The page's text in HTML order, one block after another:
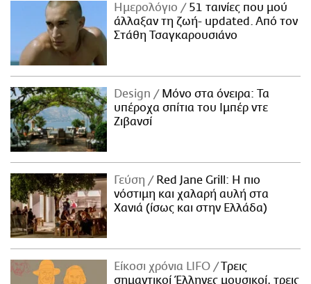
Ημερολόγιο
51 ταινίες που μού
άλλαξαν τη ζωή- updated. Aπό τον
Στάθη Τσαγκαρουσιάνο
Design
Μόνο στα όνειρα: Τα
υπέροχα σπίτια του Ιμπέρ ντε
Ζιβανσί
Γεύση
Red Jane Grill: Η πιο
νόστιμη και χαλαρή αυλή στα
Χανιά (ίσως και στην Ελλάδα)
Είκοσι χρόνια LIFO
Tρεις
σημαντικοί Έλληνες μουσικοί, τρεις